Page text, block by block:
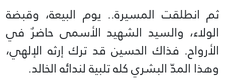
ثم انطلقت المسيرة.. يوم البيعة، وقبضة
الولاء، والسيد الشهيد الأسمى حاضرٌ في
الأرواح. فذاك الحسين قد ترك إرثه الإلهي،
وهذا المدّ البشري كله تلبية لندائه الخالد.